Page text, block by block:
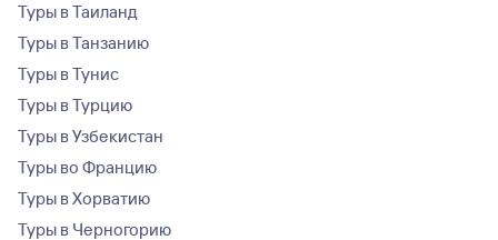
Туры в Таиланд
Туры в Танзанию
Туры в Тунис
Туры в Турцию
Туры в Узбекистан
Туры во Францию
Туры в Хорватию
Туры в Черногорию